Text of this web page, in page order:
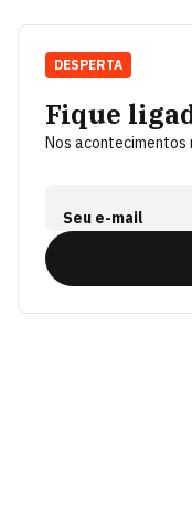
Fique
Nos acontecimentos
Seu e-mail
DESPERTA